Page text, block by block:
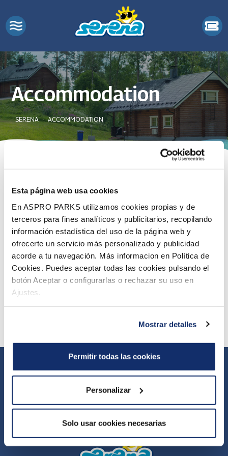
Esta página web usa cookies
En ASPRO PARKS utilizamos cookies propias y de
terceros para fines analíticos y publicitarios, recopilando
información estadística del uso de la página web y
ofrecerte un servicio más personalizado y publicidad
acorde a tu navegación. Más informacion en Política de
Cookies. Puedes aceptar todas las cookies pulsando el
botón Aceptar o configurarlas o rechazar su uso en
Ajustes.
Mostrar detalles
Permitir todas las cookies
Personalizar
Solo usar cookies necesarias
Accommodation
SERENA ACCOMMODATION
Book online
Serena Cottages
Chalet Catering
Hotels
Webcam
General terms and conditions of sale
Privacy Policy
Newsletter
Oiva Cookies Policy Internal reporting channel